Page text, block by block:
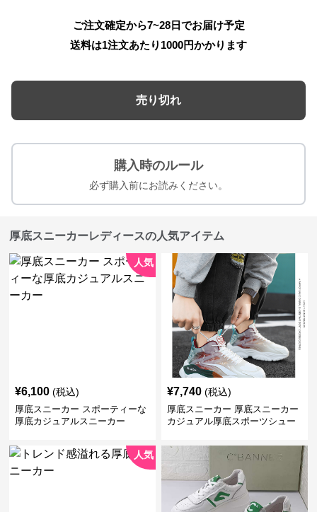
ご注文確定から7~28日でお届け予定
送料は1注文あたり 1000円かかります
売り切れ
購入時のルール
必ず購入前にお読みください。
厚底スニーカーレディースの人気アイテム
人気
¥6,100 (税込)
厚底スニーカー スポーティーな
厚底カジュアルスニーカー
¥7,740 (税込)
厚底スニーカー 厚底スニーカー
カジュアル厚底スポーツシュー
人気